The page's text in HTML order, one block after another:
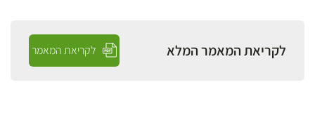
לקריאת המאמר המלא לקריאת המאמר